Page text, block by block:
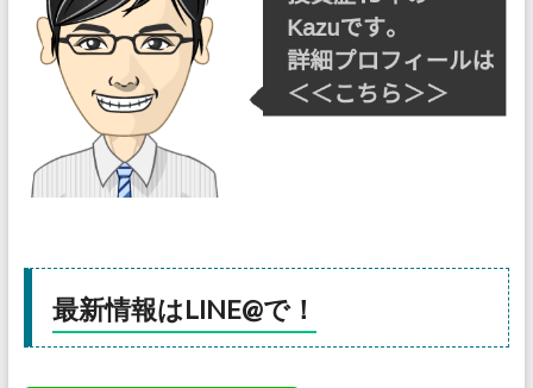
最新情報はLINE@で！